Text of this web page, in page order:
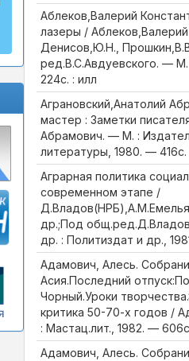
Аблеков,Валерий
лазеры /
Денисов,Ю.Н.,
ред.В.С.Авдуевского. —
224с. : илл
Аграновский,Анатолий
мастер : Заметки
Абрамович. — М. :
литературы, 1980. — 416с.
Аграрная политика
современном этапе /
др.;Под
др. : Политиздат и др.,
Адамович, Алесь.
Асия.Последний
Чорный.Уроки
критика 50-70-х годов /
: Мастац.лит., 1982. —
Адамович, Алесь.